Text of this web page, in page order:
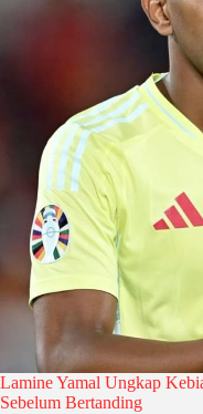
Lamine Yamal Ungkap
Sebelum Bertanding